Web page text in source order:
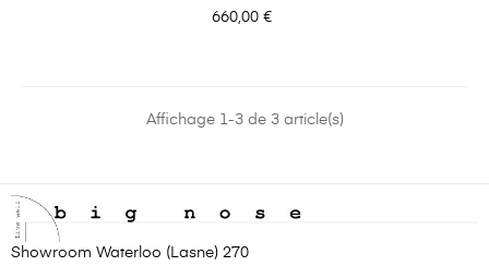
Prix
660,00 €
Affichage 1-3 de 3 article(s)
Showroom Waterloo (Lasne) 270